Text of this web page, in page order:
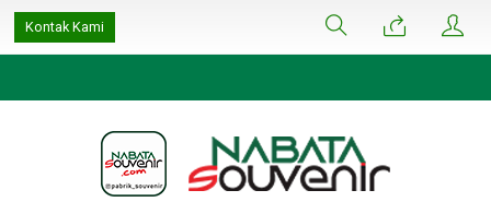
google-site-
verification=ulGFAYaRwT3xFs4fCyDEYtZPCSlyYvbOPvhRRObUW-A
Kontak Kami